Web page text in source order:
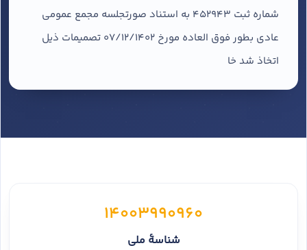
شماره ثبت 452943 به استناد صورتجلسه مجمع عمومی
عادی بطور فوق العاده مورخ 07/12/1402 تصمیمات ذیل
اتخاذ شد خا
14003990960
شناسهٔ ملی